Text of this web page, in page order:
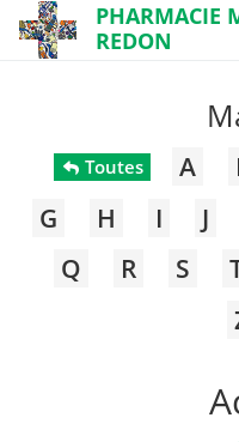
PHARMACIE
REDON
Toutes A
G
H I J
Q
R S